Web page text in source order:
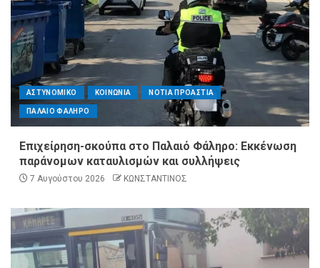
ΑΣΤΥΝΟΜΙΚΟ ΚΟΙΝΩΝΙΑ ΝΟΤΙΑ ΠΡΟΑΣΤΙΑ
ΠΑΛΑΙΟ ΦΑΛΗΡΟ
Επιχείρηση-σκούπα στο Παλαιό Φάληρο: Εκκένωση
παράνομων καταυλισμών και συλλήψεις
7 Αυγούστου 2026 ΚΩΝΣΤΑΝΤΙΝΟΣ